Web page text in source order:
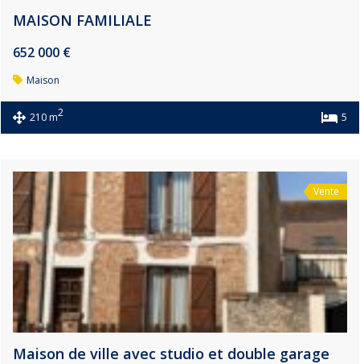
MAISON FAMILIALE
652 000 €
Maison
210 m2 5
Vente
Maison de ville avec studio et double garage